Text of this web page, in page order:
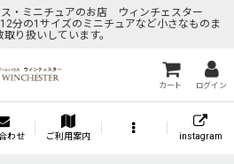
ス・ミニチュアのお店 ウィンチェスター
分の1サイズのミニチュアなど小さなものま
り扱いしています。
カート ログイン
わせ ご利用案内 instagram